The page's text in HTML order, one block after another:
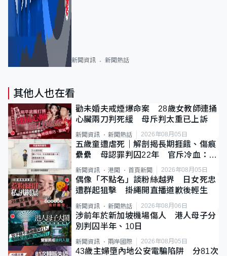
新聞資訊 新聞熱話
其他人也在看
勸未婚夫戒煙爆命案 28歲女教師連捅
心臟兩刀判死緩 母斥判太重已上訴
新聞資訊 新聞熱話 2026年08月05日
五歲童遭虐死｜解剖揭長期捱餓、傷痕
纍纍 母認罪判囚22年 官斥冷血：同
類案最惡劣
新聞資訊 港聞 首頁新聞 2026年08月05日
偶像「不點名」談粉絲越界 日女死忠
遭群起狙擊 掛繩開直播道歉後輕生
新聞資訊 新聞熱話 2026年08月06日
涉前年於新加坡機場傷人 港人母子分
別判囚半年、10日
新聞資訊 兩岸國際 2026年08月05日
43歲主婦墮內地公安電騙陷阱 分81次